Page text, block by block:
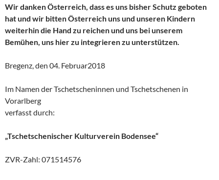
Wir danken Österreich, dass es uns bisher Schutz geboten
hat und wir bitten Österreich uns und unseren Kindern
weiterhin die Hand zu reichen und uns bei unserem
Bemühen, uns hier zu integrieren zu unterstützen.
Bregenz, den 04. Februar2018
Im Namen der Tschetscheninnen und Tschetschenen in
Vorarlberg
verfasst durch:
„Tschetschenischer Kulturverein Bodensee“
ZVR-Zahl: 071514576